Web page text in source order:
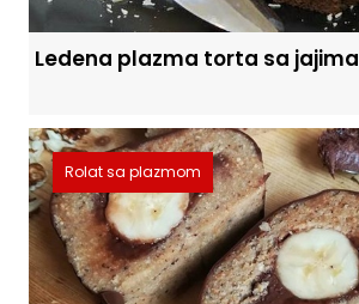
Ledena plazma torta sa jajima
Rolat sa plazmom